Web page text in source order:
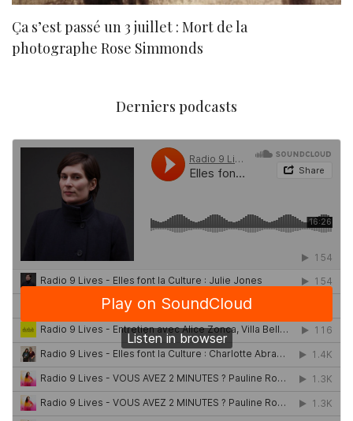
Ça s’est passé un 3 juillet : Mort de la
photographe Rose Simmonds
Derniers podcasts